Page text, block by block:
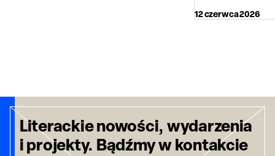
12 czerwca 2026
Literackie nowości, wydarzenia
i projekty. Bądźmy w kontakcie